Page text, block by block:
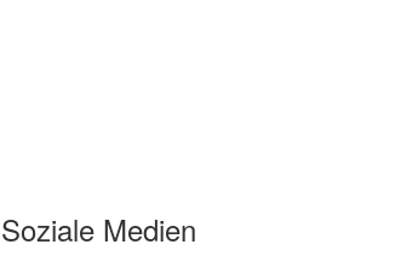
Soziale Medien